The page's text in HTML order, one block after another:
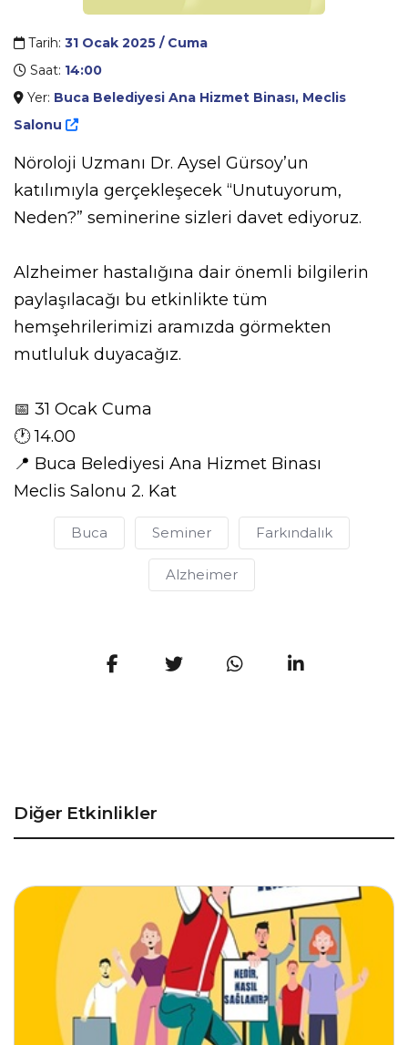
Tarih: 31 Ocak 2025 / Cuma
Saat: 14:00
Yer: Buca Belediyesi Ana Hizmet Binası, Meclis
Salonu
Nöroloji Uzmanı Dr. Aysel Gürsoy’un
katılımıyla gerçekleşecek “Unutuyorum,
Neden?” seminerine sizleri davet ediyoruz.
Alzheimer hastalığına dair önemli bilgilerin
paylaşılacağı bu etkinlikte tüm
hemşehrilerimizi aramızda görmekten
mutluluk duyacağız.
📅 31 Ocak Cuma
🕐 14.00
📍 Buca Belediyesi Ana Hizmet Binası
Meclis Salonu 2. Kat
Buca Seminer Farkındalık
Alzheimer
Diğer Etkinlikler